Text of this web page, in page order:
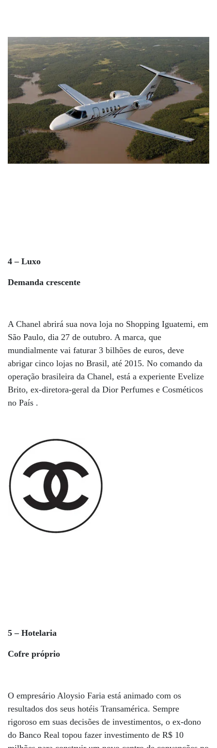
4 – Luxo
Demanda crescente
A Chanel abrirá sua nova loja no Shopping Iguatemi, em
São Paulo, dia 27 de outubro. A marca, que
mundialmente vai faturar 3 bilhões de euros, deve
abrigar cinco lojas no Brasil, até 2015. No comando da
operação brasileira da Chanel, está a experiente Evelize
Brito, ex-diretora-geral da Dior Perfumes e Cosméticos
no País .
5 – Hotelaria
Cofre próprio
O empresário Aloysio Faria está animado com os
resultados dos seus hotéis Transamérica. Sempre
rigoroso em suas decisões de investimentos, o ex-dono
do Banco Real topou fazer investimento de R$ 10